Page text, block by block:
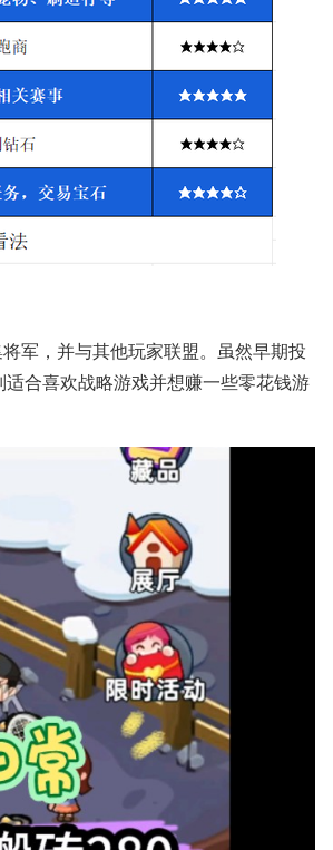
军，并与其他玩家联盟。虽然早期投
合喜欢战略游戏并想赚一些零花钱游